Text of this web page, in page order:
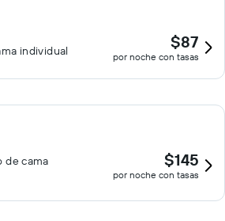
individual $87
por noche con tasas
de cama
$145
por noche con tasas